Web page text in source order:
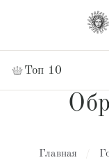
Топ 10
Главная